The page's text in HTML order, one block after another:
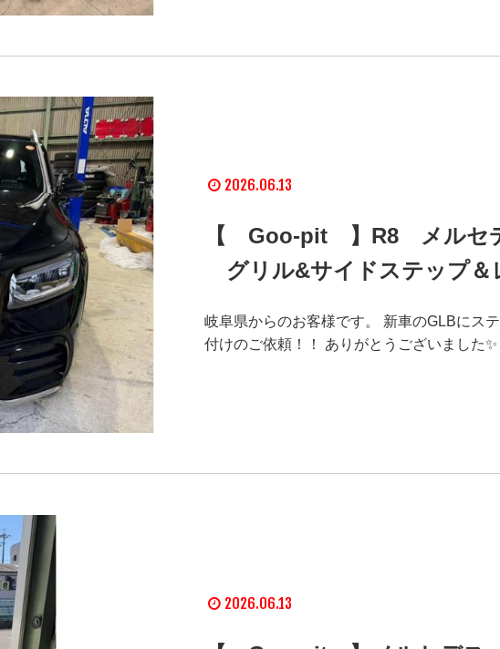
2026.06.13
【 Goo-pit 】R8 メルセ
グリル&サイドステップ＆
岐阜県からのお客様です。 新車のGLBにス
付けのご依頼！！ ありがとうございました✨
2026.06.13